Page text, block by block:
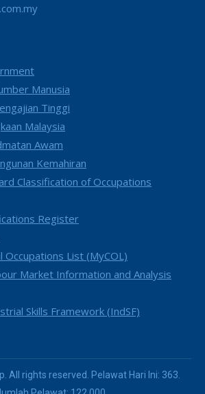
Manusia
Tinggi
Malaysia
Awam
Kemahiran
Classification of Occupations
Register
Occupations List (MyCOL)
Market Information and Analysis
Skills Framework (IndSF)
All rights reserved. Pelawat Hari Ini: 363.